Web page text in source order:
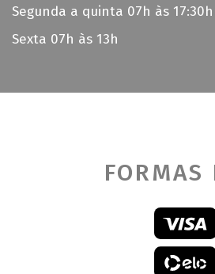
Segunda a quinta 07h às 17:30h
Sexta 07h às 13h
FORMAS